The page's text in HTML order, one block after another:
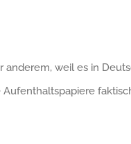
weil es in